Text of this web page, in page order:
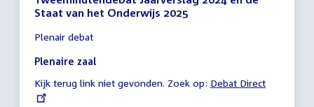
Staat van het Onderwijs 2025
vergadering
19:20
19:40
uur
Plenair debat
Plenaire zaal
Kijk terug link niet gevonden. Zoek op: External
Debat Direct